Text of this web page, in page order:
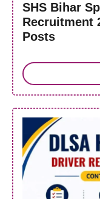
SHS Bihar
Recruitment
Posts